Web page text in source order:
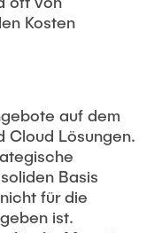
Kosten
auf dem
Cloud Lösungen.
Basis
für die
ist.